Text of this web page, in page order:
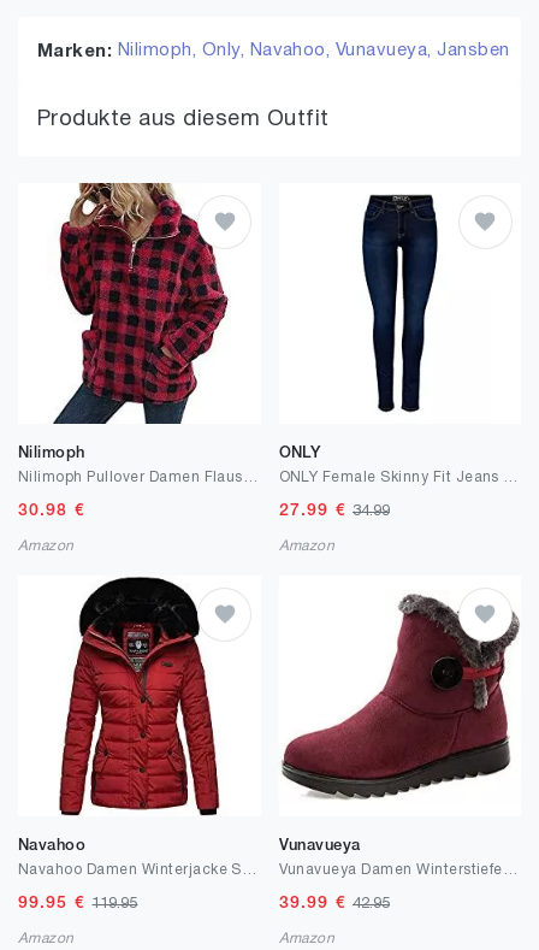
Marken: Nilimoph, Only, Navahoo, Vunavueya,Jansben
Produkte aus diesem Outfit
Nilimoph
30.98 €
Amazon
ONLY
27.99 € 34.99
Amazon
Navahoo
99.95 €119.95
Amazon
Vunavueya
39.99 € 42.95
Amazon